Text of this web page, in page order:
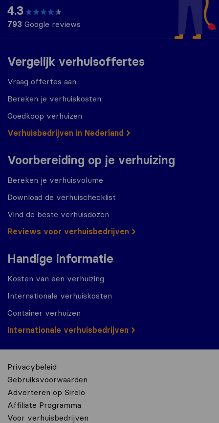
Vergelijk verhuisoffertes
Vraag offertes aan
Bereken je verhuiskosten
Goedkoop verhuizen
Verhuisbedrijven in Nederland
Voorbereiding op je verhuizing
Bereken je verhuisvolume
Download de verhuischecklist
Vind de beste verhuisdozen
Reviews voor verhuisbedrijven
Handige informatie
Kosten van een verhuizing
Internationale verhuiskosten
Container verhuizen
Internationale verhuisbedrijven
4.3
793 Google reviews
Privacybeleid
Gebruiksvoorwaarden
Adverteren op Sirelo
Affiliate Programma
Voor verhuisbedrijven